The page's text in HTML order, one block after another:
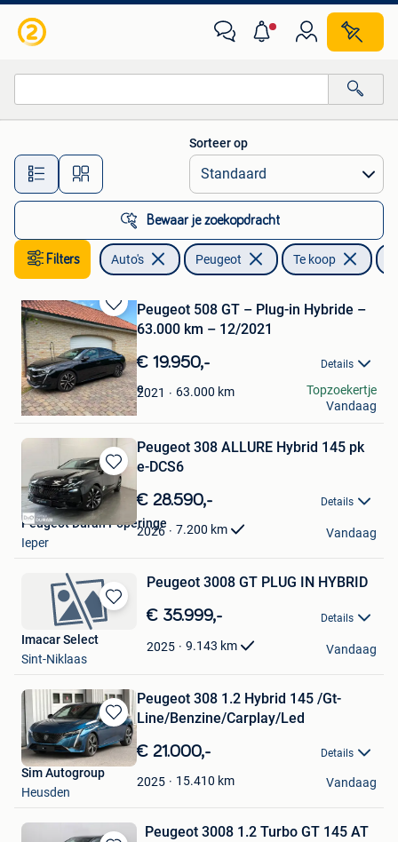
Alle afstanden…
Sorteer op
Bewaar je zoekopdracht
Filters Auto's Peugeot Te koop
Bewaren
in
Mijn
Favorieten
Peugeot 508 GT – Plug-in Hybride –
63.000 km – 12/2021
€ 19.950,- Details
2021 63.000 km
Lars Van Crombrugge
Kasterlee
Topzoekertje
Vandaag
Bewaren
in
Mijn
Favorieten
Peugeot 308 ALLURE Hybrid 145 pk
e-DCS6
€ 28.590,- Details
2026 7.200 km
Peugeot Duran Poperinge
Ieper
Vandaag
Bewaren
Mijn
Peugeot 3008 GT PLUG IN HYBRID
€ 35.999,- Details
2025 9.143 km
Imacar Select
Sint-Niklaas
Vandaag
Bewaren
in
Mijn
Favorieten
Peugeot 308 1.2 Hybrid 145 /Gt-
Line/Benzine/Carplay/Led
€ 21.000,- Details
2025 15.410 km
Sim Autogroup
Heusden
Vandaag
Peugeot 3008 1.2 Turbo GT 145 AT